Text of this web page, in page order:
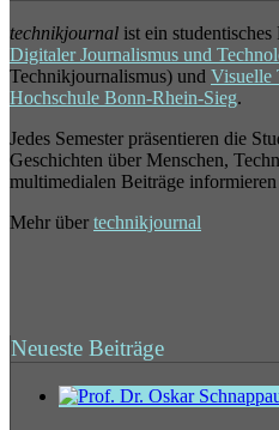
technikjournal ist ein
Digitaler Journalismus und
Technikjournalismus) und Visuelle
Hochschule Bonn-Rhein-Sieg.
Jedes Semester präsentieren die
Geschichten über Menschen,
multimedialen Beiträge
Mehr über technikjournal
Neueste Beiträge